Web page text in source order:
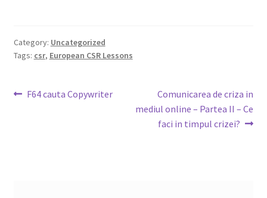
Category: Uncategorized
Tags: csr, European CSR Lessons
Post
Previous
F64 cauta Copywriter
Next
post:
Comunicarea de criza in
mediul online – Partea II – Ce
faci in timpul crizei?